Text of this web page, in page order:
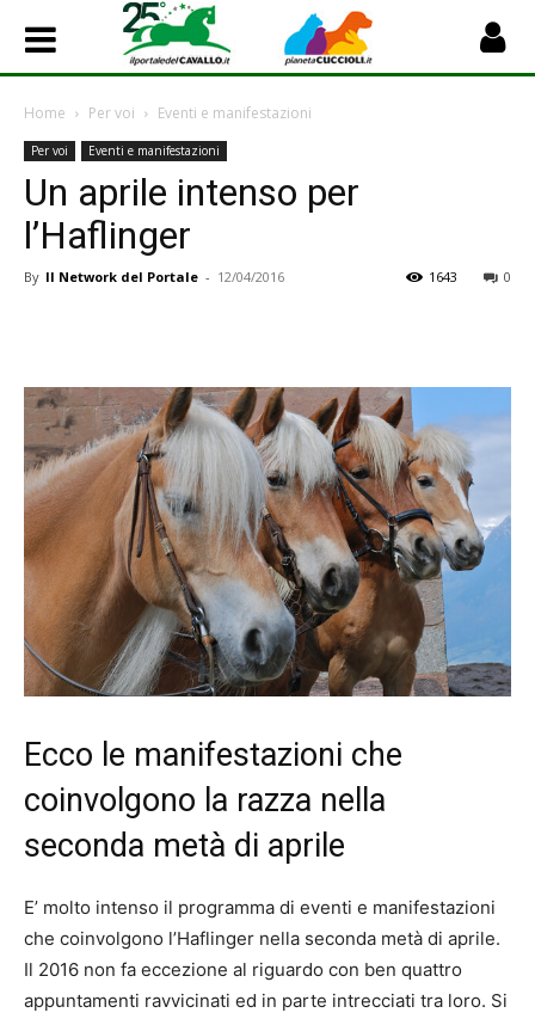
Home Per voi Eventi e manifestazioni
Per voi Eventi e manifestazioni
Un aprile intenso per
l’Haflinger
By Il Network del Portale - 12/04/2016 0
1643
Ecco le manifestazioni che
coinvolgono la razza nella
seconda metà di aprile
E’ molto intenso il programma di eventi e manifestazioni
che coinvolgono l’Haflinger nella seconda metà di aprile.
Il 2016 non fa eccezione al riguardo con ben quattro
appuntamenti ravvicinati ed in parte intrecciati tra loro. Si